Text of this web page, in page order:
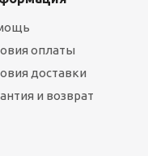
оплаты
доставки
и возврат